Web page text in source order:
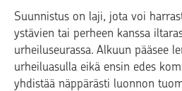
Suunnistus on laji, jota voi
ystävien tai perheen kanssa
urheiluseurassa. Alkuun pääsee
urheiluasulla eikä ensin edes
yhdistää näppärästi luonnon